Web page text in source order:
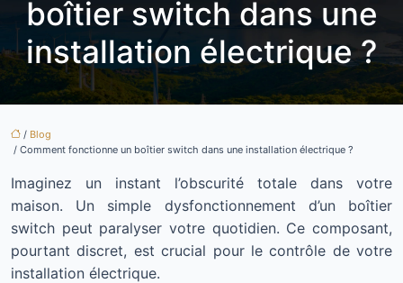
boîtier switch dans une
installation électrique ?
/ Blog
/ Comment fonctionne un boîtier switch dans une installation électrique ?
Imaginez un instant l’obscurité totale dans votre
maison. Un simple dysfonctionnement d’un boîtier
switch peut paralyser votre quotidien. Ce composant,
pourtant discret, est crucial pour le contrôle de votre
installation électrique.